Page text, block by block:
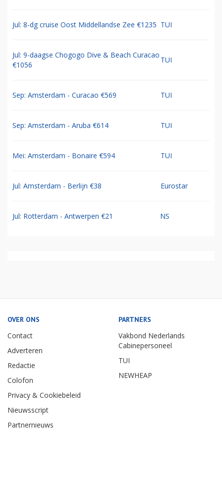
Jul: 8-dg cruise Oost Middellandse Zee €1235 TUI
Jul: 9-daagse Chogogo Dive & Beach Curacao
€1056
TUI
Sep: Amsterdam - Curacao €569 TUI
Sep: Amsterdam - Aruba €614 TUI
Mei: Amsterdam - Bonaire €594 TUI
Jul: Amsterdam - Berlijn €38 Eurostar
Jul: Rotterdam - Antwerpen €21 NS
OVER ONS
Contact
Adverteren
Redactie
Colofon
Privacy & Cookiebeleid
Nieuwsscript
Partnernieuws
PARTNERS
Vakbond Nederlands
Cabinepersoneel
TUI
NEWHEAP